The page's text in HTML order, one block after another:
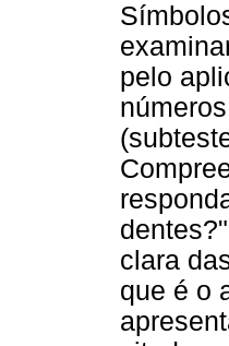
pelo
clara
que é o